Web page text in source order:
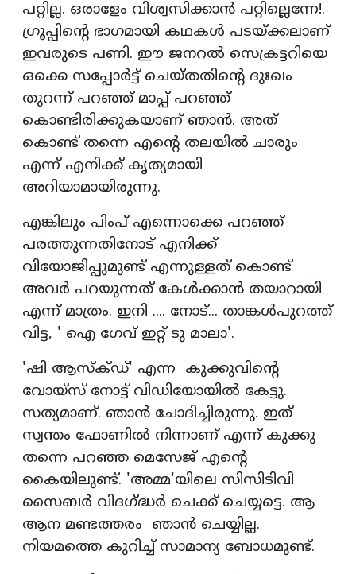
പറ്റില്ല. ഒരാളേം വിശ്വസിക്കാന്‍ പറ്റില്ലെന്നേ!.
ഗ്രൂപ്പിന്റെ ഭാഗമായി കഥകള്‍ പടയ്ക്കലാണ്
ഇവരുടെ പണി. ഈ ജനറല്‍ സെക്രട്ടറിയെ
ഒക്കെ സപ്പോര്‍ട്ട് ചെയ്തതിന്റെ ദുഃഖം
തുറന്ന് പറഞ്ഞ് മാപ്പ് പറഞ്ഞ്
കൊണ്ടിരിക്കുകയാണ് ഞാന്‍. അത്
കൊണ്ട് തന്നെ എന്റെ തലയില്‍ ചാരും
എന്ന് എനിക്ക് കൃത്യമായി
അറിയാമായിരുന്നു.
എങ്കിലും പിംപ് എന്നൊക്കെ പറഞ്ഞ്
പരത്തുന്നതിനോട് എനിക്ക്
വിയോജിപ്പുമുണ്ട് എന്നുള്ളത് കൊണ്ട്
അവര്‍ പറയുന്നത് കേള്‍ക്കാന്‍ തയാറായി
എന്ന് മാത്രം. ഇനി .... നോട്... താങ്കള്‍പുറത്ത്
വിട്ട, ' ഐ ഗേവ് ഇറ്റ് ടു മാലാ'.
'ഷി ആസ്‌ക്ഡ്' എന്ന കുക്കുവിന്റെ
വോയ്‌സ് നോട്ട് വിഡിയോയില്‍ കേട്ടു.
സത്യമാണ്. ഞാന്‍ ചോദിച്ചിരുന്നു. ഇത്
സ്വന്തം ഫോണില്‍ നിന്നാണ് എന്ന് കുക്കു
തന്നെ പറഞ്ഞ മെസേജ് എന്റെ
കൈയിലുണ്ട്. 'അമ്മ'യിലെ സിസിടിവി
സൈബര്‍ വിദഗ്ദ്ധര്‍ ചെക്ക് ചെയ്യട്ടെ. ആ
ആന മണ്ടത്തരം ഞാന്‍ ചെയ്യില്ല.
നിയമത്തെ കുറിച്ച് സാമാന്യ ബോധമുണ്ട്.